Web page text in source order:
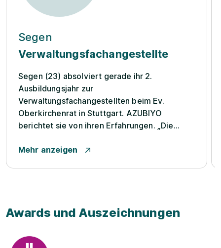
Segen
Verwaltungsfachangestellte
Segen (23) absolviert gerade ihr 2.
Ausbildungsjahr zur
Verwaltungsfachangestellten beim Ev.
Oberkirchenrat in Stuttgart. AZUBIYO
berichtet sie von ihren Erfahrungen. „Die
im Oberkirchenrat war eigentlich nicht
Mehr anzeigen
Awards und Auszeichnungen